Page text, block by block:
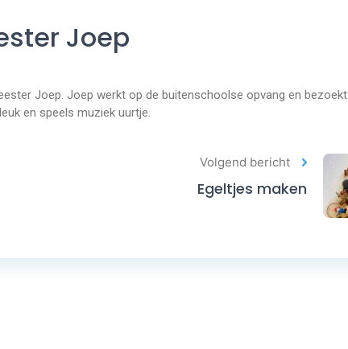
Joep
Joep. Joep werkt op de buitenschoolse opvang en bezoekt
en speels muziek uurtje.
Volgend bericht
Egeltjes maken